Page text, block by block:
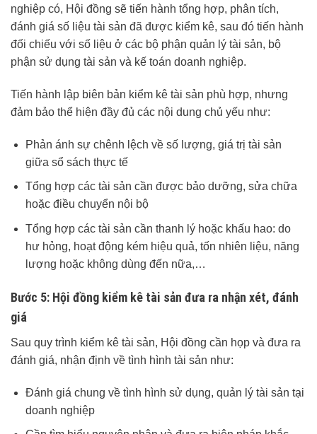
nghiệp có, Hội đồng sẽ tiến hành tổng hợp, phân tích,
đánh giá số liệu tài sản đã được kiểm kê, sau đó tiến hành
đối chiếu với số liệu ở các bộ phận quản lý tài sản, bộ
phận sử dụng tài sản và kế toán doanh nghiệp.
Tiến hành lập biên bản kiểm kê tài sản phù hợp, nhưng
đảm bảo thể hiện đầy đủ các nội dung chủ yếu như:
Phản ánh sự chênh lệch về số lượng, giá trị tài sản
giữa sổ sách thực tế
Tổng hợp các tài sản cần được bảo dưỡng, sửa chữa
hoặc điều chuyển nội bộ
Tổng hợp các tài sản cần thanh lý hoặc khấu hao: do
hư hỏng, hoạt động kém hiệu quả, tốn nhiên liệu, năng
lượng hoặc không dùng đến nữa,…
Bước 5: Hội đồng kiểm kê tài sản đưa ra nhận xét, đánh
giá
Sau quy trình kiểm kê tài sản, Hội đồng cần họp và đưa ra
đánh giá, nhận định về tình hình tài sản như:
Đánh giá chung về tình hình sử dụng, quản lý tài sản tại
doanh nghiệp